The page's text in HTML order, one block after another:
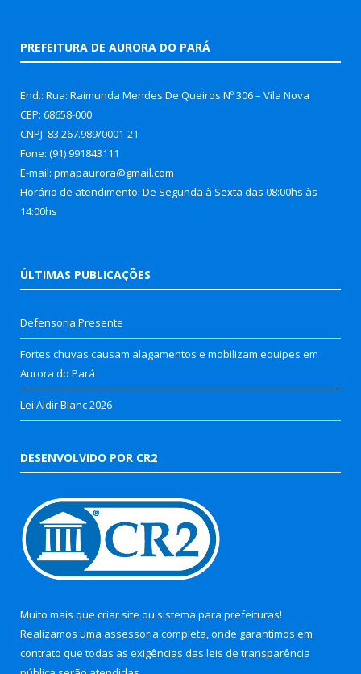
PREFEITURA DE AURORA DO PARÁ
End.: Rua: Raimunda Mendes De Queiros Nº 306 – Vila Nova
CEP: 68658-000
CNPJ: 83.267.989/0001-21
Fone: (91) 991843111
E-mail: pmapaurora@gmail.com
Horário de atendimento: De Segunda à Sexta das 08:00hs às
14:00hs
ÚLTIMAS PUBLICAÇÕES
Defensoria Presente
Fortes chuvas causam alagamentos e mobilizam equipes em
Aurora do Pará
Lei Aldir Blanc 2026
DESENVOLVIDO POR CR2
Muito mais que criar site ou sistema para prefeituras!
Realizamos uma assessoria completa, onde garantimos em
contrato que todas as exigências das leis de transparência